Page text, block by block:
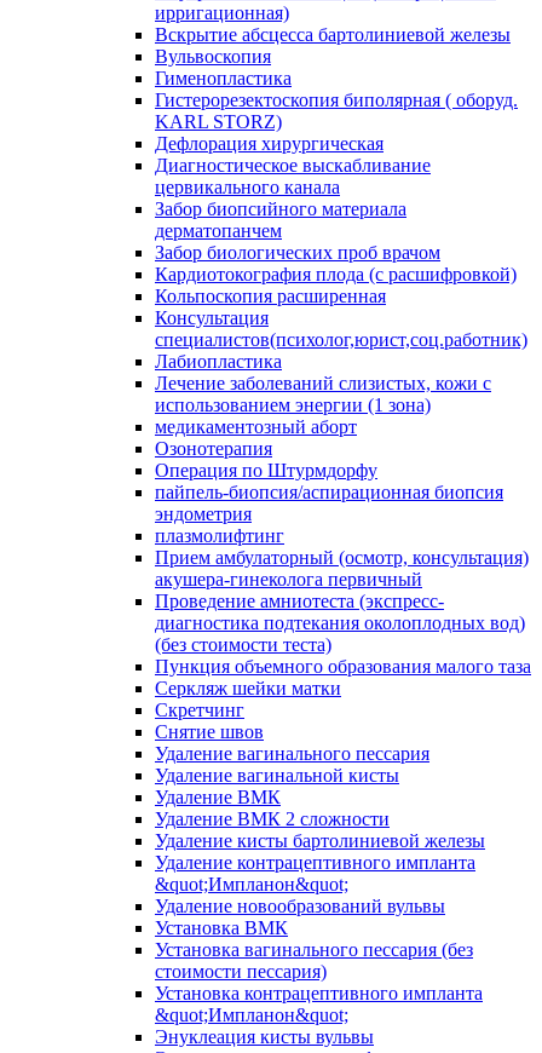
ирригационная)
Вскрытие абсцесса бартолиниевой железы
Вульвоскопия
Гименопластика
Гистерорезектоскопия биполярная ( оборуд.
KARL STORZ)
Дефлорация хирургическая
Диагностическое выскабливание
цервикального канала
Забор биопсийного материала
дерматопанчем
Забор биологических проб врачом
Кардиотокография плода (с расшифровкой)
Кольпоскопия расширенная
Консультация
специалистов(психолог,юрист,соц.работник)
Лабиопластика
Лечение заболеваний слизистых, кожи с
использованием энергии (1 зона)
медикаментозный аборт
Озонотерапия
Операция по Штурмдорфу
пайпель-биопсия/аспирационная биопсия
эндометрия
плазмолифтинг
Прием амбулаторный (осмотр, консультация)
акушера-гинеколога первичный
Проведение амниотеста (экспресс-
диагностика подтекания околоплодных вод)
(без стоимости теста)
Пункция объемного образования малого таза
Серкляж шейки матки
Скретчинг
Снятие швов
Удаление вагинального пессария
Удаление вагинальной кисты
Удаление ВМК
Удаление ВМК 2 сложности
Удаление кисты бартолиниевой железы
Удаление контрацептивного импланта
&quot;Импланон&quot;
Удаление новообразований вульвы
Установка ВМК
Установка вагинального пессария (без
стоимости пессария)
Установка контрацептивного импланта
&quot;Импланон&quot;
Энуклеация кисты вульвы